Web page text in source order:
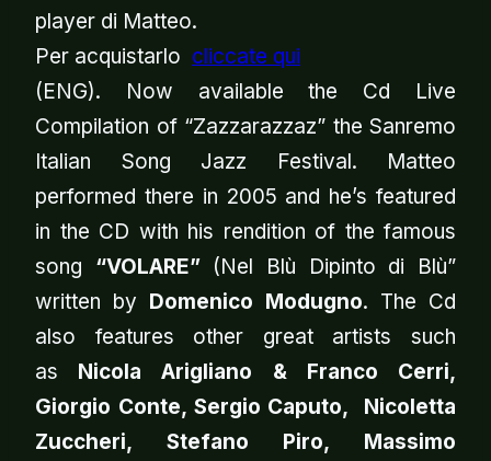
player di Matteo.
Per acquistarlo cliccate qui
(ENG). Now available the Cd Live
Compilation of “Zazzarazzaz” the Sanremo
Italian Song Jazz Festival. Matteo
performed there in 2005 and he’s featured
in the CD with his rendition of the famous
song “VOLARE”(Nel Blù Dipinto di Blù”
written by Domenico Modugno. The Cd
also features other great artists such
as Nicola Arigliano & Franco Cerri,
Giorgio Conte, Sergio Caputo, Nicoletta
Zuccheri, Stefano Piro, Massimo